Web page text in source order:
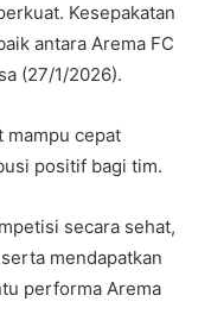
Kesepakatan
antara Arema FC
(27/1/2026).
mampu cepat
positif bagi tim.
secara sehat,
mendapatkan
performa Arema